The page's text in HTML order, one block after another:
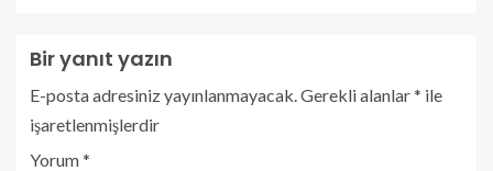
Bir yanıt yazın
E-posta adresiniz yayınlanmayacak.Gerekli alanlar* ile
işaretlenmişlerdir
Yorum*